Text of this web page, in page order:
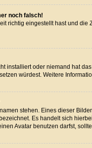
noch falsch!
richtig eingestellt hast und
installiert oder niemand hat
würdest. Weitere
stehen. Eines dieser
Es handelt sich
Avatar benutzen darfst,